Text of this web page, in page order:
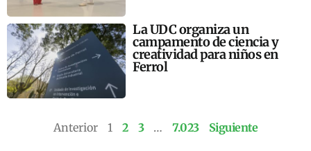
La UDC organiza un
campamento de ciencia y
creatividad para niños en
Ferrol
Anterior 1 2 3 … 7.023 Siguiente